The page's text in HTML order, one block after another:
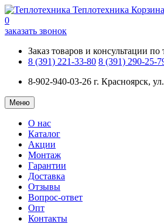
Теплотехника Корзина
0
заказать звонок
Заказ товаров и консультации по
8 (391) 221-33-80 8 (391) 290-25-
8-902-940-03-26 г. Красноярск,
Меню
О нас
Каталог
Акции
Монтаж
Гарантии
Доставка
Отзывы
Вопрос-ответ
Опт
Контакты